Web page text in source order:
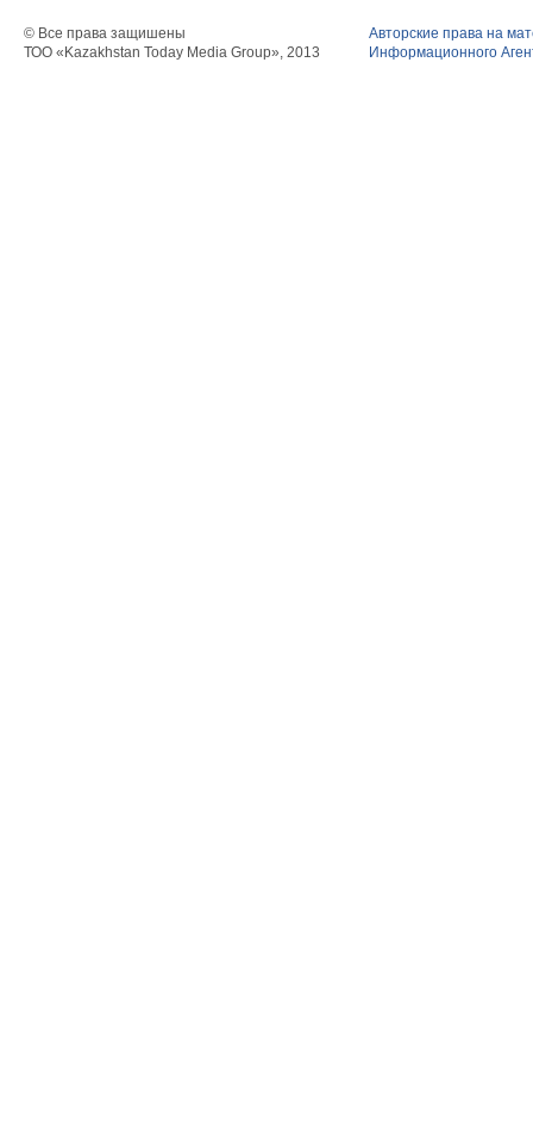
© Все права защишены
ТОО «Kazakhstan Today Media Group», 2013
Авторские права на
Информационного